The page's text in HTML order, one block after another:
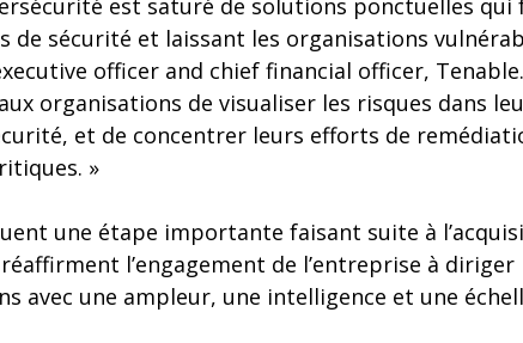
est saturé de solutions ponctuelles
de sécurité et laissant les organisations
officer and chief financial officer,
organisations de visualiser les risques dans
et de concentrer leurs efforts de
»
une étape importante faisant suite à
l’engagement de l’entreprise à diriger
avec une ampleur, une intelligence et une